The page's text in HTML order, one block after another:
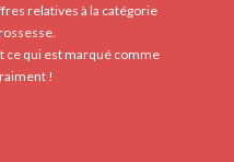
relatives à la catégorie
ce qui est marqué comme
!